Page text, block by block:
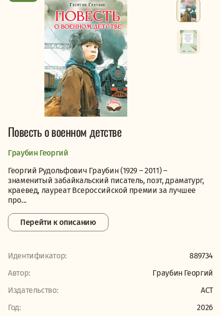
Повесть о военном детстве
Граубин Георгий
Георгий Рудольфович Граубин (1929 – 2011) –
знаменитый забайкальский писатель, поэт, драматург,
краевед, лауреат Всероссийской премии за лучшее
про...
Перейти к описанию
Идентификатор:
889734
Автор:
Граубин Георгий
Издательство:
АСТ
Год:
2026